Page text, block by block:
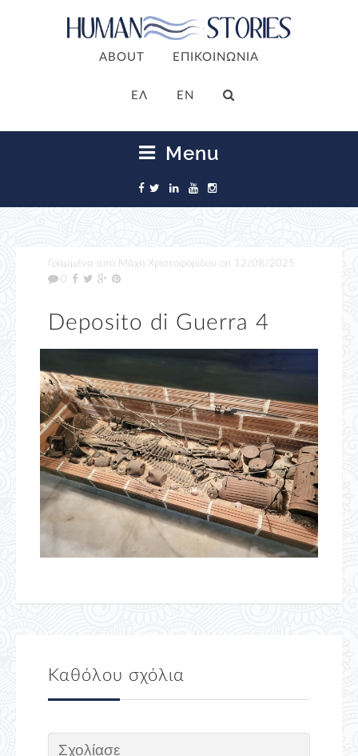
ABOUT ΕΠΙΚΟΙΝΩΝΙΑ
ΕΛ EN
Menu
Γραμμένα από Μάχη Χριστοφορίδου on 12/08/2025
0
Deposito di Guerra 4
Καθόλου σχόλια